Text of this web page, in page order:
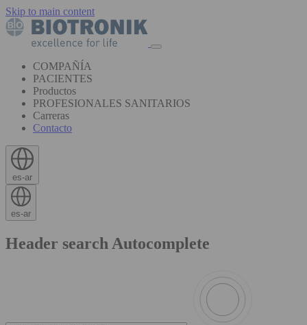
Skip to main content
COMPAÑÍA
PACIENTES
Productos
PROFESIONALES SANITARIOS
Carreras
Contacto
es-ar
es-ar
Header search Autocomplete